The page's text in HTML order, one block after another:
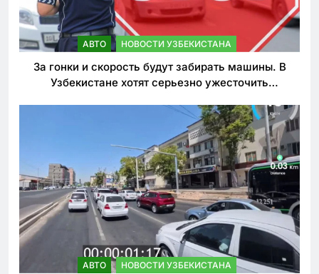
АВТО НОВОСТИ УЗБЕКИСТАНА
За гонки и скорость будут забирать машины. В
Узбекистане хотят серьезно ужесточить
АВТО НОВОСТИ УЗБЕКИСТАНА